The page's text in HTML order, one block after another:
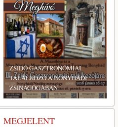
ZSIDÓ GASZTRONÓMIAI
TALÁLKOZÓ A BONYHÁDI
ZSINAGÓGÁBAN
MEGJELENT